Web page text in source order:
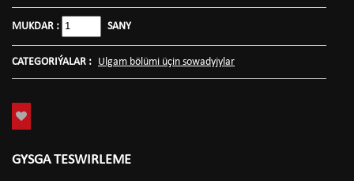
MUKDAR : SANY
CATEGORIÝALAR : Ulgam bölümi üçin sowadyjylar
GYSGA TESWIRLEME